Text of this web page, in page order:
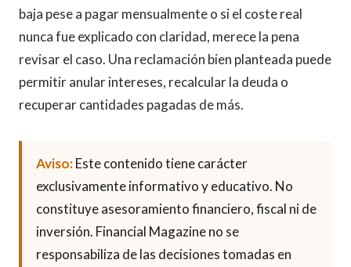
baja pese a pagar mensualmente o si el coste real
nunca fue explicado con claridad, merece la pena
revisar el caso. Una reclamación bien planteada puede
permitir anular intereses, recalcular la deuda o
recuperar cantidades pagadas de más.
Aviso:Este contenido tiene carácter
exclusivamente informativo y educativo. No
constituye asesoramiento financiero, fiscal ni de
inversión. Financial Magazine no se
responsabiliza de las decisiones tomadas en